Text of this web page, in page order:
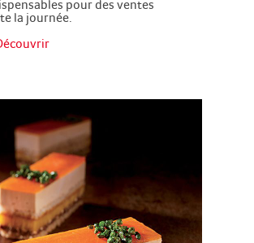
pour des ventes
la journée.